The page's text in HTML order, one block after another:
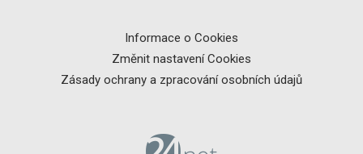
Informace o Cookies
Změnit nastavení Cookies
Zásady ochrany a zpracování osobních údajů